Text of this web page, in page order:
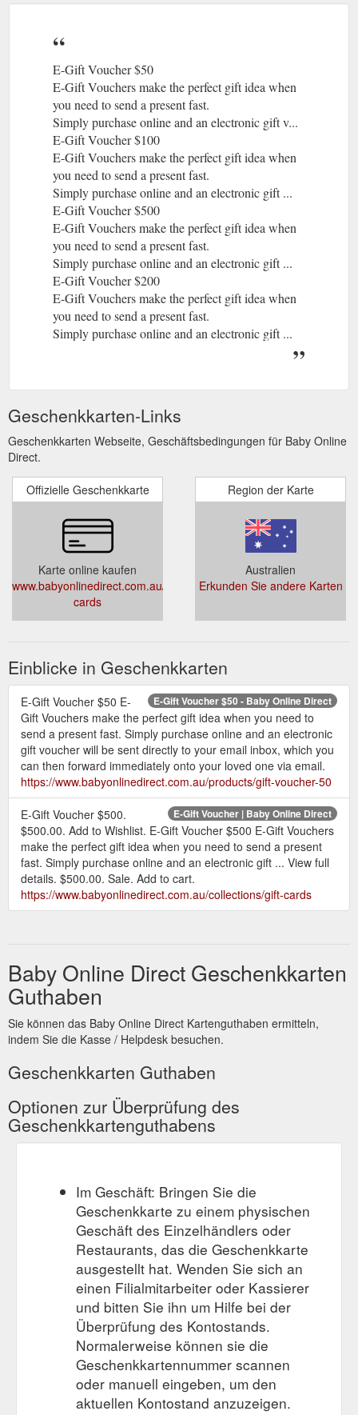
E-Gift Voucher $50
E-Gift Vouchers make the perfect gift idea when
you need to send a present fast.
Simply purchase online and an electronic gift v...
E-Gift Voucher $100
E-Gift Vouchers make the perfect gift idea when
you need to send a present fast.
Simply purchase online and an electronic gift ...
E-Gift Voucher $500
E-Gift Vouchers make the perfect gift idea when
you need to send a present fast.
Simply purchase online and an electronic gift ...
E-Gift Voucher $200
E-Gift Vouchers make the perfect gift idea when
you need to send a present fast.
Simply purchase online and an electronic gift ...
Geschenkkarten-Links
Geschenkkarten Webseite, Geschäftsbedingungen für Baby Online
Direct.
Offizielle Geschenkkarte
Karte online kaufen
www.babyonlinedirect.com.au/collections/gift-
cards
Region der Karte
Australien
Erkunden Sie andere Karten
Einblicke in Geschenkkarten
E-Gift Voucher $50 - Baby Online Direct
E-Gift Voucher $50 E-
Gift Vouchers make the perfect gift idea when you need to
send a present fast. Simply purchase online and an electronic
gift voucher will be sent directly to your email inbox, which you
can then forward immediately onto your loved one via email.
https://www.babyonlinedirect.com.au/products/gift-voucher-50
E-Gift Voucher | Baby Online Direct
E-Gift Voucher $500.
$500.00. Add to Wishlist. E-Gift Voucher $500 E-Gift Vouchers
make the perfect gift idea when you need to send a present
fast. Simply purchase online and an electronic gift ... View full
details. $500.00. Sale. Add to cart.
https://www.babyonlinedirect.com.au/collections/gift-cards
Baby Online Direct Geschenkkarten
Guthaben
Sie können das Baby Online Direct Kartenguthaben ermitteln,
indem Sie die Kasse / Helpdesk besuchen.
Geschenkkarten Guthaben
Optionen zur Überprüfung des
Geschenkkartenguthabens
Im Geschäft: Bringen Sie die
Geschenkkarte zu einem physischen
Geschäft des Einzelhändlers oder
Restaurants, das die Geschenkkarte
ausgestellt hat. Wenden Sie sich an
einen Filialmitarbeiter oder Kassierer
und bitten Sie ihn um Hilfe bei der
Überprüfung des Kontostands.
Normalerweise können sie die
Geschenkkartennummer scannen
oder manuell eingeben, um den
aktuellen Kontostand anzuzeigen.